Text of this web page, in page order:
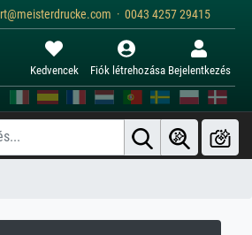
· 0043 4257 29415
Kedvencek Fiók létrehozása Bejelentkezés